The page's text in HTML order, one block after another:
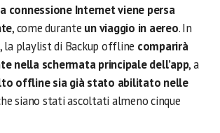
connessione Internet viene persa
, come durante un viaggio in aereo. In
la playlist di Backup offline comparirà
nella schermata principale dell’app, a
offline sia già stato abilitato nelle
siano stati ascoltati almeno cinque